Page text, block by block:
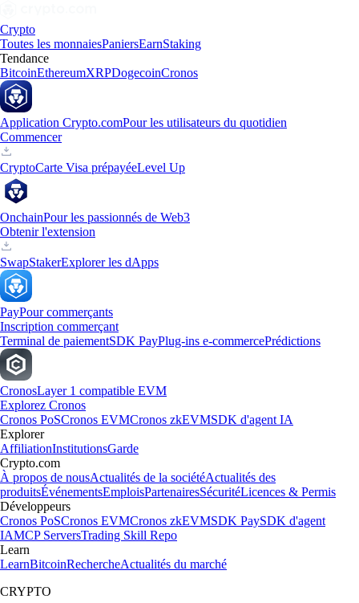
Crypto
Toutes les monnaiesPaniersEarnStaking
Tendance
BitcoinEthereumXRPDogecoinCronos
Application Crypto.comPour les utilisateurs du quotidien
Commencer
CryptoCarte Visa prépayéeLevel Up
OnchainPour les passionnés de Web3
Obtenir l'extension
SwapStakerExplorer les dApps
PayPour commerçants
Inscription commerçant
Terminal de paiementSDK PayPlug-ins e-commercePrédictions
CronosLayer 1 compatible EVM
Explorez Cronos
Cronos PoSCronos EVMCronos zkEVMSDK d'agent IA
Explorer
AffiliationInstitutionsGarde
Crypto.com
À propos de nousActualités de la sociétéActualités des
produitsÉvénementsEmploisPartenairesSécuritéLicences & Permis
Développeurs
Cronos PoSCronos EVMCronos zkEVMSDK PaySDK d'agent
IAMCP ServersTrading Skill Repo
Learn
LearnBitcoinRechercheActualités du marché
CRYPTO